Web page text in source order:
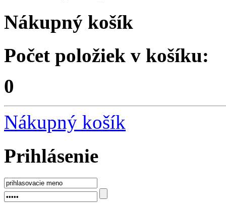
Nákupný košík
Počet položiek v košíku:
0
Nákupný košík
Prihlásenie